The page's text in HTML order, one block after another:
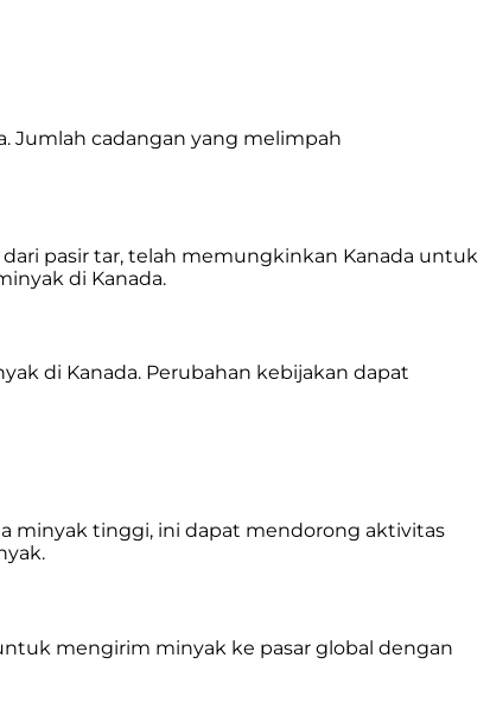
Jumlah cadangan yang melimpah
pasir tar, telah memungkinkan Kanada untuk
di Kanada.
di Kanada. Perubahan kebijakan dapat
minyak tinggi, ini dapat mendorong aktivitas
mengirim minyak ke pasar global dengan